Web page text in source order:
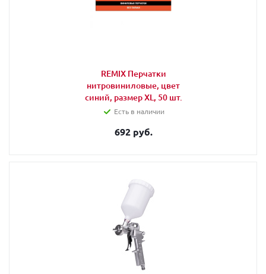
REMIX Перчатки
нитровиниловые, цвет
синий, размер XL, 50 шт.
Есть в наличии
692 руб.